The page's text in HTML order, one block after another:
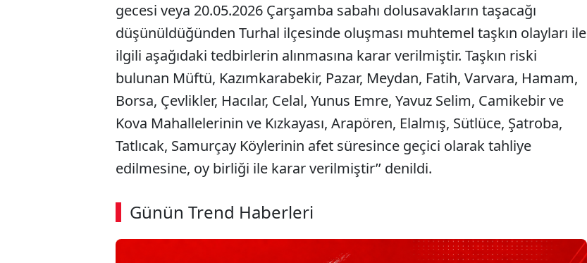
gecesi veya 20.05.2026 Çarşamba sabahı dolusavakların taşacağı
düşünüldüğünden Turhal ilçesinde oluşması muhtemel taşkın olayları ile
ilgili aşağıdaki tedbirlerin alınmasına karar verilmiştir. Taşkın riski
bulunan Müftü, Kazımkarabekir, Pazar, Meydan, Fatih, Varvara, Hamam,
Borsa, Çevlikler, Hacılar, Celal, Yunus Emre, Yavuz Selim, Camikebir ve
Kova Mahallelerinin ve Kızkayası, Arapören, Elalmış, Sütlüce, Şatroba,
Tatlıcak, Samurçay Köylerinin afet süresince geçici olarak tahliye
edilmesine, oy birliği ile karar verilmiştir’’ denildi.
Günün Trend Haberleri
00:12 / 08:43